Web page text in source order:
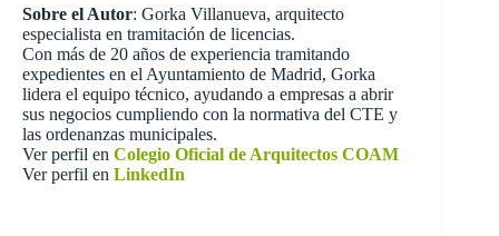
Sobre el Autor: Gorka Villanueva, arquitecto
especialista en tramitación de licencias.
Con más de 20 años de experiencia tramitando
expedientes en el Ayuntamiento de Madrid, Gorka
lidera el equipo técnico, ayudando a empresas a abrir
sus negocios cumpliendo con la normativa del CTE y
las ordenanzas municipales.
Ver perfil en Colegio Oficial de Arquitectos COAM
Ver perfil en LinkedIn